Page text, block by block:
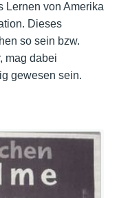
Lernen von Amerika
Dieses
so sein bzw.
mag dabei
gewesen sein.